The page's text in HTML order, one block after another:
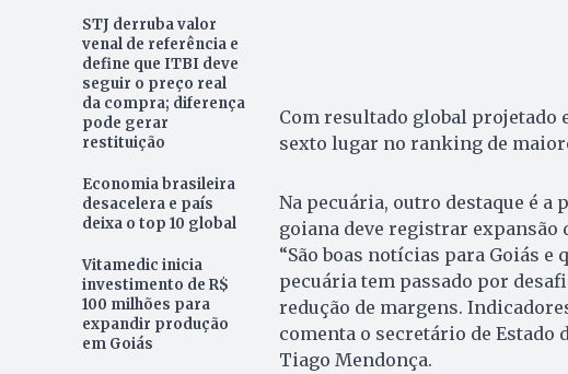
STJ derruba valor
venal de referência e
define que ITBI deve
seguir o preço real
da compra; diferença
pode gerar
restituição
Economia brasileira
desacelera e país
deixa o top 10 global
Vitamedic inicia
investimento de R$
100 milhões para
expandir produção
em Goiás
Com resultado global projetado
sexto lugar no ranking de
Na pecuária, outro destaque é a
goiana deve registrar expansão
“São boas notícias para Goiás
pecuária tem passado por
redução de margens.
comenta o secretário de Estado
Tiago Mendonça.